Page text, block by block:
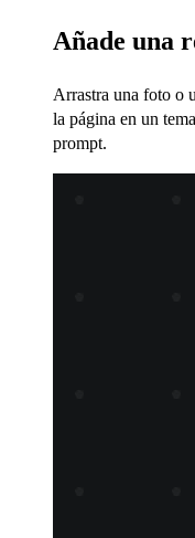
Añade una
Arrastra una foto o
la página en un
prompt.